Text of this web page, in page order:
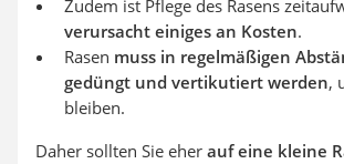
Zudem ist Pflege des Rasens
verursacht einiges an Kosten.
Rasen muss in regelmäßigen
gedüngt und vertikutiert werden,
bleiben.
Daher sollten Sie eher auf eine kleine